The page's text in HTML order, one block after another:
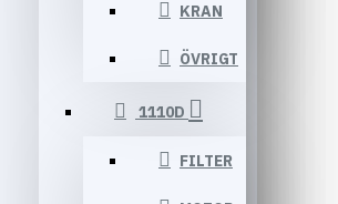
KRAN
ÖVRIGT
1110D
FILTER